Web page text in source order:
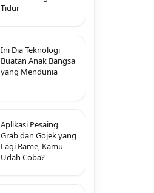
Tidur
Ini Dia Teknologi
Buatan Anak Bangsa
yang Mendunia
Aplikasi Pesaing
Grab dan Gojek yang
Lagi Rame, Kamu
Udah Coba?